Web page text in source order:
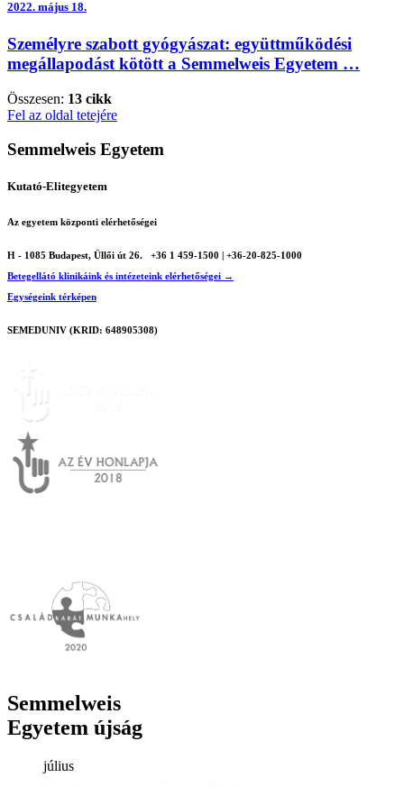
2022. május 18.
Személyre szabott gyógyászat: együttműködési
megállapodást kötött a Semmelweis Egyetem …
Összesen: 13 cikk
Fel az oldal tetejére
Semmelweis Egyetem
Kutató-Elitegyetem
Az egyetem központi elérhetőségei
H - 1085 Budapest, Üllői út 26.
+36 1 459-1500 | +36-20-825-1000
Betegellátó klinikáink és intézeteink elérhetőségei →
Egységeink térképen
SEMEDUNIV (KRID: 648905308)
Semmelweis
Egyetem újság
július